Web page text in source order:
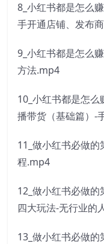
8_小红书都是怎么
手开通店铺、发布
9_小红书都是怎么
方法.mp4
10_小红书都是怎
播带货（基础篇）-
11_做小红书必做
程.mp4
12_做小红书必做
四大玩法-无行业的
13_做小红书必做